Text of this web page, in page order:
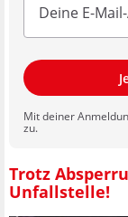
Mit deiner
zu.
Trotz
Unfallstelle!